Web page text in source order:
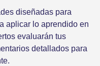
diseñadas para
aplicar lo aprendido en
evaluarán tus
detallados para